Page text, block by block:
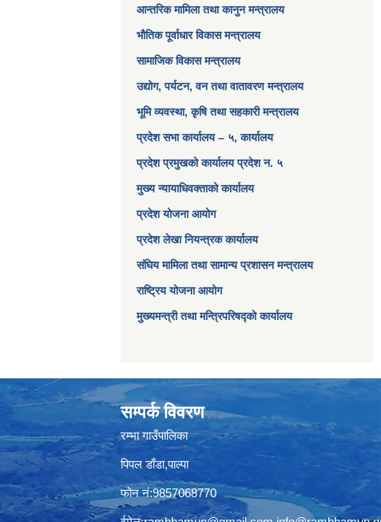
आन्तरिक मामिला तथा कानुन मन्त्रालय
भौतिक पूर्वाधार विकास मन्त्रालय
सामाजिक विकास मन्त्रालय
उद्योग, पर्यटन, वन तथा वातावरण मन्त्रालय
भूमि व्यवस्था, कृषि तथा सहकारी मन्त्रालय
प्रदेश सभा कार्यालय – ५, कार्यालय
प्रदेश प्रमुखको कार्यालय प्रदेश न. ५
मुख्य न्यायाधिवक्ताको कार्यालय
प्रदेश योजना आयोग
प्रदेश लेखा नियन्त्रक कार्यालय
संघिय मामिला तथा सामान्य प्रशासन मन्त्रालय
राष्ट्रिय योजना आयोग
मुख्यमन्त्री तथा मन्त्रिपरिषद्को कार्यालय
सम्पर्क विवरण
रम्भा गाउँपालिका
पिपल डाँडा,पाल्पा
फोन नं:9857068770